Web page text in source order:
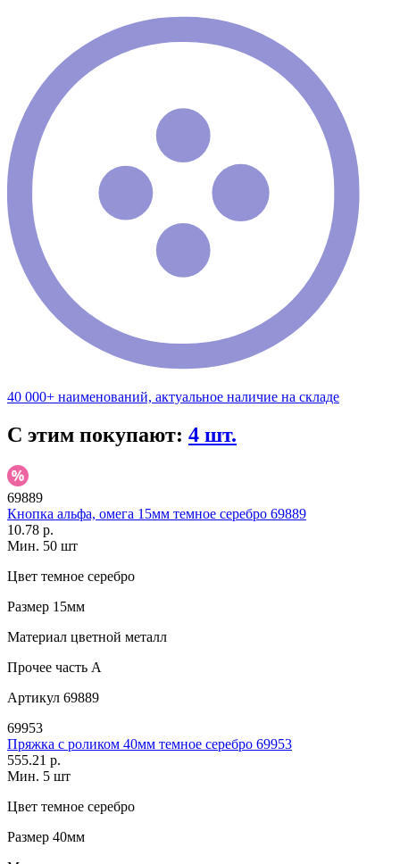
40 000+ наименований, актуальное наличие на складе
С этим покупают: 4 шт.
69889
Кнопка альфа, омега 15мм темное серебро 69889
10.78 р.
Мин. 50 шт
Цвет темное серебро
Размер 15мм
Материал цветной металл
Прочее часть A
Артикул 69889
69953
Пряжка с роликом 40мм темное серебро 69953
555.21 р.
Мин. 5 шт
Цвет темное серебро
Размер 40мм